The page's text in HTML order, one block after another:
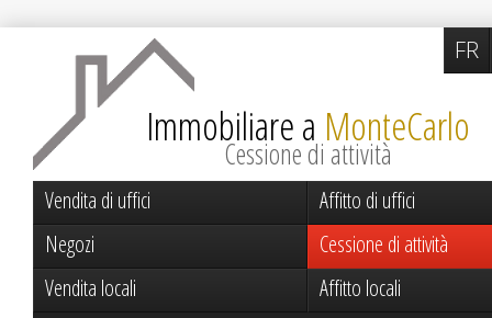
Immobiliare a MonteCarlo
Cessione di attività
FR
Vendita di uffici
Affitto di uffici
Negozi
Cessione di attività
Vendita locali
Affitto locali